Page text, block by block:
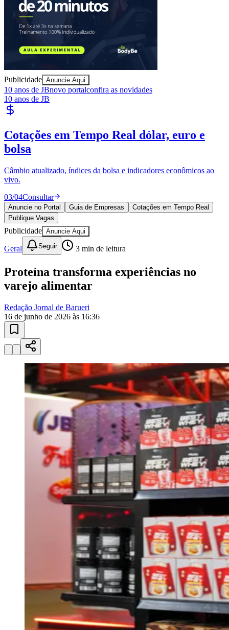
Bragantino
Vitória
Publicidade Anuncie Aqui
10 anos de JBnovo portalconfira as novidades
10 anos de JB
Publique Vagas encontre talentos
Publique vagas e encontre os melhores profissionais da região.
04/04Publicar
Anuncie no Portal
Publique Vagas
Publicidade Anuncie Aqui
Geral Seguir 3min de leitura
Proteína transforma experiências no
Redação Jornal de Barueri
16 de junho de 2026 às 16:36